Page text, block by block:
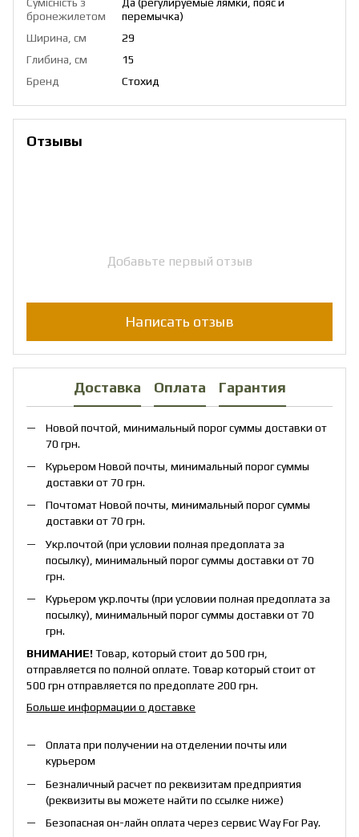
бронежилетом
перемычка)
Ширина, см
29
Глибина, см
15
Бренд
Стохид
Отзывы
Добавьте первый отзыв
Написать отзыв
Доставка Оплата Гарантия
Новой почтой, минимальный порог суммы доставки от
70 грн.
Курьером Новой почты, минимальный порог суммы
доставки от 70 грн.
Почтомат Новой почты, минимальный порог суммы
доставки от 70 грн.
Укр.почтой (при условии полная предоплата за
посылку), минимальный порог суммы доставки от 70
грн.
Курьером укр.почты (при условии полная предоплата за
посылку), минимальный порог суммы доставки от 70
грн.
ВНИМАНИЕ!Товар, который стоит до 500 грн,
отправляется по полной оплате. Товар который стоит от
500 грн отправляется по предоплате 200 грн.
Больше информации о доставке
Оплата при получении на отделении почты или
курьером
Безналичный расчет по реквизитам предприятия
(реквизиты вы можете найти по ссылке ниже)
Безопасная он-лайн оплата через сервис Way For Pay.